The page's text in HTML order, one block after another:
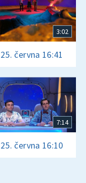
3:02
25. června 16:41
7:14
25. června 16:10